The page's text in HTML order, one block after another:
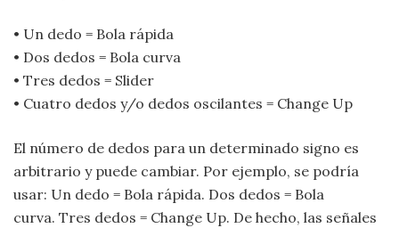
• Un dedo = Bola rápida
• Dos dedos = Bola curva
• Tres dedos = Slider
• Cuatro dedos y/o dedos oscilantes = Change Up
El número de dedos para un determinado signo es
arbitrario y puede cambiar. Por ejemplo, se podría
usar: Un dedo = Bola rápida. Dos dedos = Bola
curva. Tres dedos = Change Up. De hecho, las señales